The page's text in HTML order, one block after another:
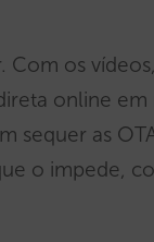
os
online em
sequer as
o impede,